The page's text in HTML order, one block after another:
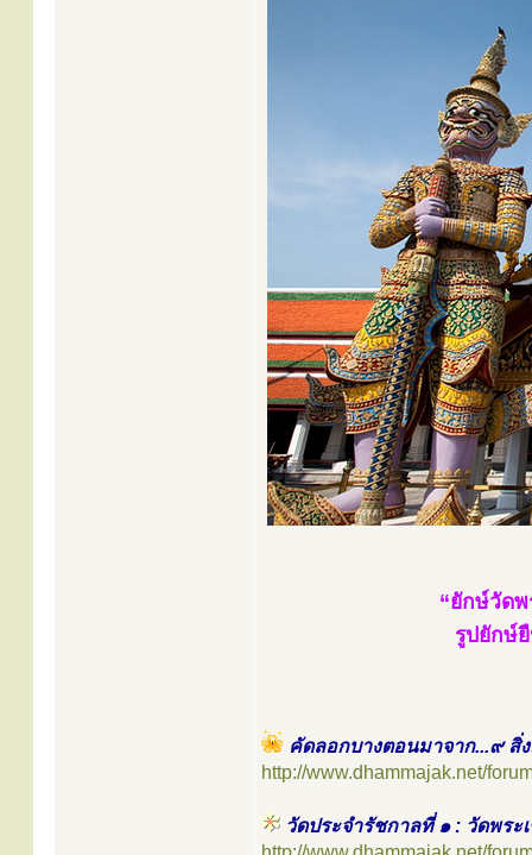
“ยักษ์วัดพ
รูปยักษ์
คัดลอกบางตอนมาจาก...๙ สิ่
http://www.dhammajak.net/
วัดประจำรัชกาลที่ ๑ : วัดพร